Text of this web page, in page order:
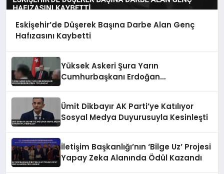
Eskişehir’de Düşerek Başına Darbe Alan Genç
Hafızasını Kaybetti
Yüksek Askeri Şura Yarın
Cumhurbaşkanı Erdoğan
Ümit Dikbayır AK Parti’ye Katılıyor
Sosyal Medya Duyurusuyla Kesinleşti
İletişim Başkanlığı’nın ‘Bilge Uz’ Projesi
Yapay Zeka Alanında Ödül Kazandı